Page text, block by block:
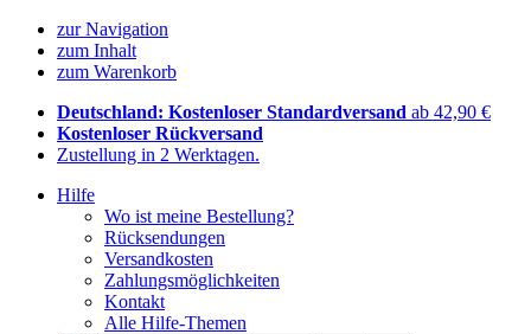
zur Navigation
zum Inhalt
zum Warenkorb
Deutschland: Kostenloser Standardversand ab 42,90 €
Kostenloser Rückversand
Zustellung in 2 Werktagen.
Hilfe
Wo ist meine Bestellung?
Rücksendungen
Versandkosten
Zahlungsmöglichkeiten
Kontakt
Alle Hilfe-Themen